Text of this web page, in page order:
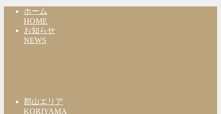
ホーム
HOME
お知らせ
NEWS
郡山エリア
KORIYAMA